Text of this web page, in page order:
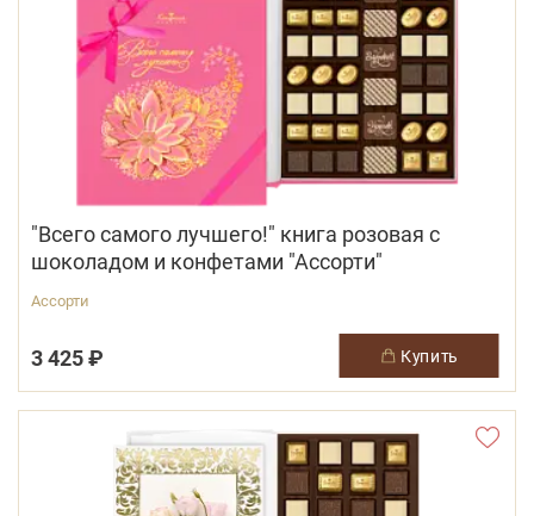
"Всего самого лучшего!" книга розовая с
шоколадом и конфетами "Ассорти"
Ассорти
3 425 ₽ купить